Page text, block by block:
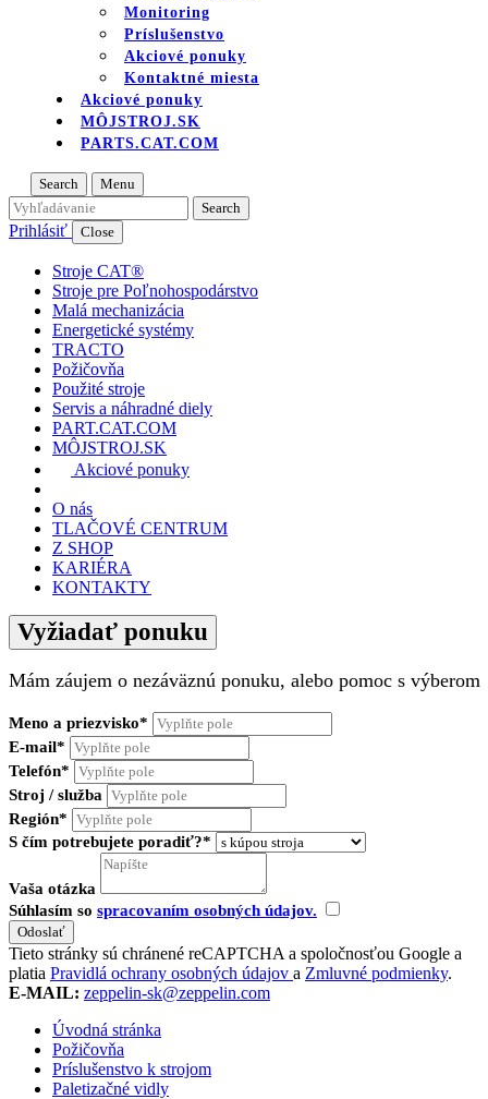
Monitoring
Príslušenstvo
Akciové ponuky
Kontaktné miesta
Akciové ponuky
MÔJSTROJ.SK
PARTS.CAT.COM
Search Menu
Prihlásiť Close
Stroje CAT®
Stroje pre Poľnohospodárstvo
Malá mechanizácia
Energetické systémy
TRACTO
Požičovňa
Použité stroje
Servis a náhradné diely
PART.CAT.COM
MÔJSTROJ.SK
Akciové ponuky
O nás
TLAČOVÉ CENTRUM
Z SHOP
KARIÉRA
KONTAKTY
Vyžiadať ponuku
Mám záujem o nezáväznú ponuku, alebo pomoc s výberom
Meno a priezvisko*
E-mail*
Telefón*
Stroj / služba
Región*
S čím potrebujete poradiť?*
Vaša otázka
Súhlasím so spracovaním osobných údajov.
Tieto stránky sú chránené reCAPTCHA a spoločnosťou Google a
platia Pravidlá ochrany osobných údajov a Zmluvné podmienky.
E-MAIL: zeppelin-sk@zeppelin.com
Úvodná stránka
Požičovňa
Príslušenstvo k strojom
Paletizačné vidly